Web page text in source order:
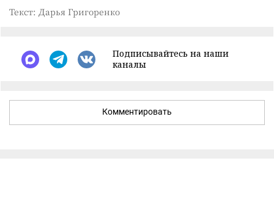
Текст: Дарья Григоренко
Подписывайтесь на наши
каналы
Комментировать